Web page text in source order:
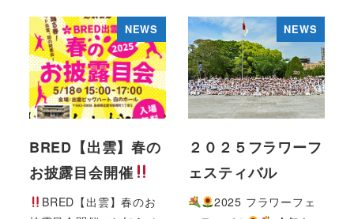
NEWS
BRED【出雲】春の
お披露目会開催
BRED【出雲】春のお
NEWS
２０２５フラワーフ
ェスティバル
2025 フラワーフェ